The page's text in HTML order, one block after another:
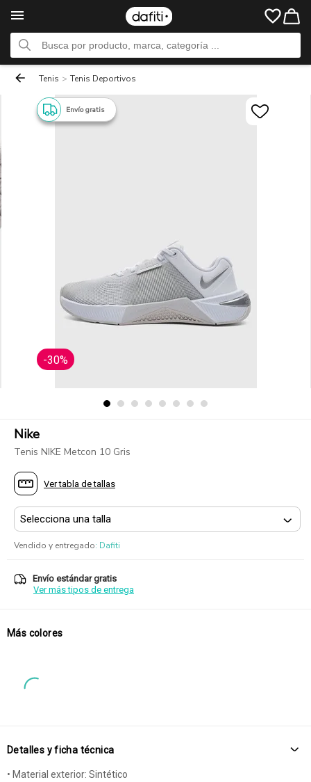
Tenis > Tenis Deportivos
Envío gratis
-30%
Nike
Tenis NIKE Metcon 10 Gris
Ver tabla de tallas
Vendido y entregado: Dafiti
Envío estándar gratis
Ver más tipos de entrega
Más colores
Detalles y ficha técnica
• Material exterior: Sintético